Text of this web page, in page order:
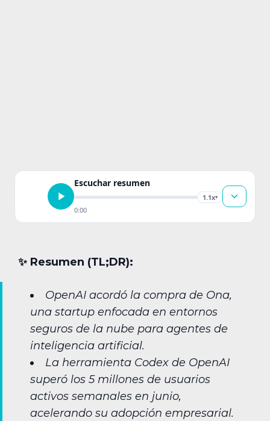
Escuchar resumen
1.1x▾
0:00
✨︎ Resumen (TL;DR):
OpenAI acordó la compra de Ona,
una startup enfocada en entornos
seguros de la nube para agentes de
inteligencia artificial.
La herramienta Codex de OpenAI
superó los 5 millones de usuarios
activos semanales en junio,
acelerando su adopción empresarial.